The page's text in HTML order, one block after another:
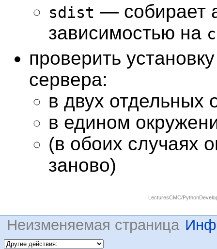
sdist — собирает
зависимостью на
проверить
сервера:
в двух отдельных
в едином
(в обоих случаях
заново)
LecturesCMC/
Неизменяемая страница